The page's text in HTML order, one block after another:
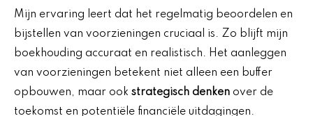
Mijn ervaring leert dat het regelmatig beoordelen en
bijstellen van voorzieningen cruciaal is. Zo blijft mijn
boekhouding accuraat en realistisch. Het aanleggen
van voorzieningen betekent niet alleen een buffer
opbouwen, maar ook strategisch denken over de
toekomst en potentiële financiële uitdagingen.